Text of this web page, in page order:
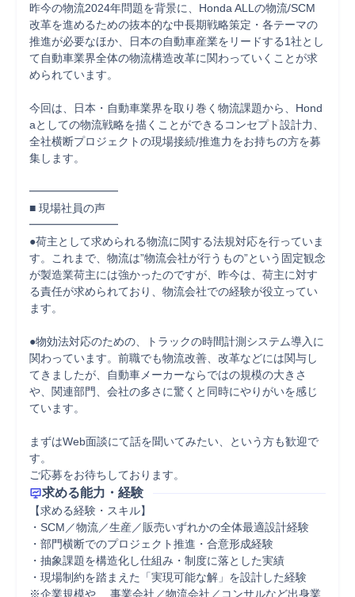
昨今の物流2024年問題を背景に、Honda ALLの物流/SCM
改革を進めるための抜本的な中長期戦略策定・各テーマの
推進が必要なほか、日本の自動車産業をリードする1社とし
て自動車業界全体の物流構造改革に関わっていくことが求
められています。
今回は、日本・自動車業界を取り巻く物流課題から、Hond
aとしての物流戦略を描くことができるコンセプト設計力、
全社横断プロジェクトの現場接続/推進力をお持ちの方を募
集します。
━━━━━━━━
■ 現場社員の声
━━━━━━━━
●荷主として求められる物流に関する法規対応を行っていま
す。これまで、物流は”物流会社が行うもの”という固定観念
が製造業荷主には強かったのですが、昨今は、荷主に対す
る責任が求められており、物流会社での経験が役立ってい
ます。
●物効法対応のための、トラックの時間計測システム導入に
関わっています。前職でも物流改善、改革などには関与し
てきましたが、自動車メーカーならではの規模の大きさ
や、関連部門、会社の多さに驚くと同時にやりがいを感じ
ています。
まずはWeb面談にて話を聞いてみたい、という方も歓迎で
す。
ご応募をお待ちしております。
求める能力・経験
【求める経験・スキル】
・SCM／物流／生産／販売いずれかの全体最適設計経験
・部門横断でのプロジェクト推進・合意形成経験
・抽象課題を構造化し仕組み・制度に落とした実績
・現場制約を踏まえた「実現可能な解」を設計した経験
※企業規模や、 事業会社／物流会社／コンサルなど出身業